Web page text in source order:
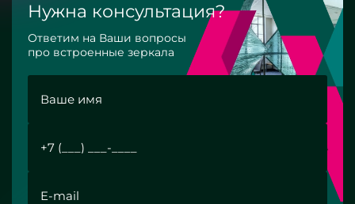
Нужна консультация?
Ответим на Ваши вопросы
про встроенные зеркала